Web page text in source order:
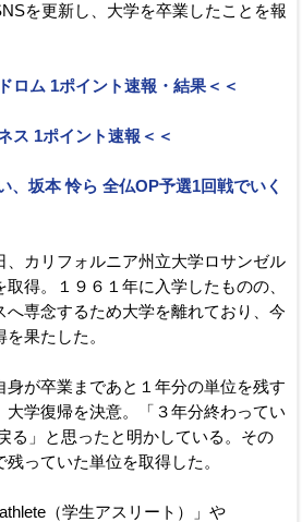
を更新し、大学を卒業したことを報
ロム 1ポイント速報・結果＜＜
ス 1ポイント速報＜＜
、坂本 怜ら 全仏OP予選1回戦でいく
、カリフォルニア州立大学ロサンゼル
得。１９６１年に入学したものの、
へ専念するため大学を離れており、今
果たした。
身が卒業まであと１年分の単位を残す
大学復帰を決意。「３年分終わってい
る」と思ったと明かしている。その
っていた単位を取得した。
（学生アスリート）」や